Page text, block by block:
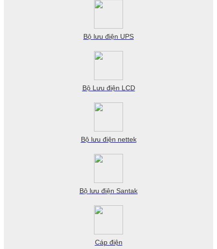
Bộ lưu điện UPS
Bộ Lưu điện LCD
Bộ lưu điện nettek
Bộ lưu điện Santak
Cáp điện